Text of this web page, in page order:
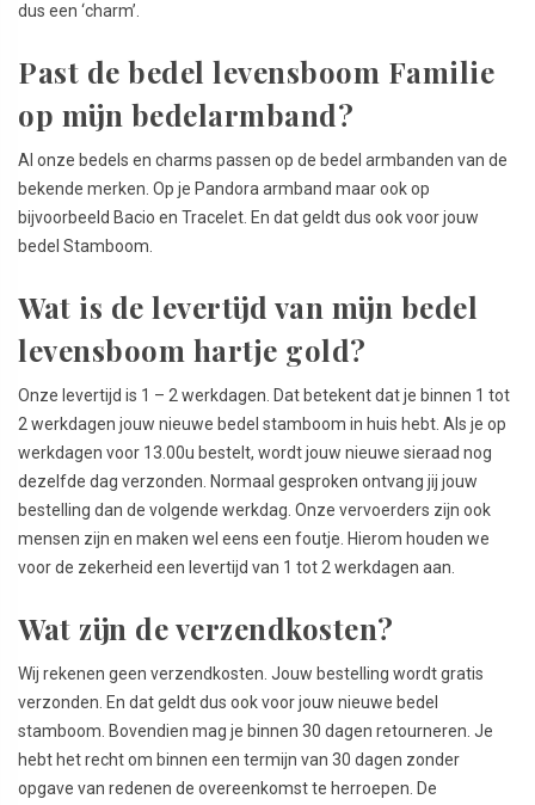
dus een ‘charm’.
Past de bedel levensboom Familie
op mijn bedelarmband?
Al onze bedels en charms passen op de bedel armbanden van de
bekende merken. Op je Pandora armband maar ook op
bijvoorbeeld Bacio en Tracelet. En dat geldt dus ook voor jouw
bedel Stamboom.
Wat is de levertijd van mijn bedel
levensboom hartje gold?
Onze levertijd is 1 – 2 werkdagen. Dat betekent dat je binnen 1 tot
2 werkdagen jouw nieuwe bedel stamboom in huis hebt. Als je op
werkdagen voor 13.00u bestelt, wordt jouw nieuwe sieraad nog
dezelfde dag verzonden. Normaal gesproken ontvang jij jouw
bestelling dan de volgende werkdag. Onze vervoerders zijn ook
mensen zijn en maken wel eens een foutje. Hierom houden we
voor de zekerheid een levertijd van 1 tot 2 werkdagen aan.
Wat zijn de verzendkosten?
Wij rekenen geen verzendkosten. Jouw bestelling wordt gratis
verzonden. En dat geldt dus ook voor jouw nieuwe bedel
stamboom. Bovendien mag je binnen 30 dagen retourneren. Je
hebt het recht om binnen een termijn van 30 dagen zonder
opgave van redenen de overeenkomst te herroepen. De